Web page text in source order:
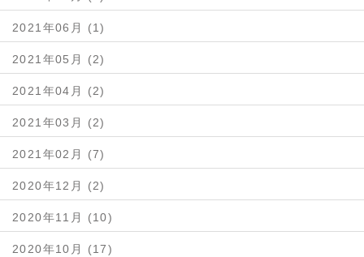
2021年06月 (1)
2021年05月 (2)
2021年04月 (2)
2021年03月 (2)
2021年02月 (7)
2020年12月 (2)
2020年11月 (10)
2020年10月 (17)